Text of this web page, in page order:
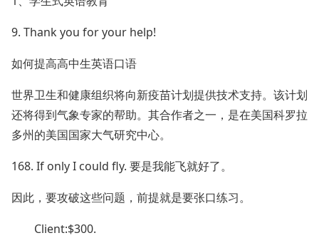
9. Thank you for your help!
如何提高高中生英语口语
世界卫生和健康组织将向新疫苗计划提供技术支持。该计划
还将得到气象专家的帮助。其合作者之一，是在美国科罗拉
多州的美国国家大气研究中心。
168. If only I could fly. 要是我能飞就好了。
因此，要攻破这些问题，前提就是要张口练习。
Client:$300.